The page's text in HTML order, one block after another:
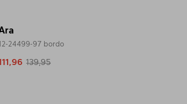
12-24499-97 bordo
139,95